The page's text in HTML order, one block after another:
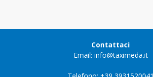
Contattaci
Email: info@taximeda.it